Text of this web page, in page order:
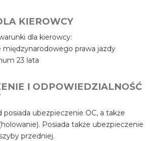
KIEROWCY
dla kierowcy:
międzynarodowego prawa jazdy
23 lata
I ODPOWIEDZIALNOŚĆ
posiada ubezpieczenie OC, a także
Posiada także ubezpieczenie
przedniej.